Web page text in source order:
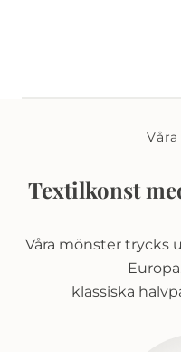
Textilkonst
Våra mönster trycks
klassiska